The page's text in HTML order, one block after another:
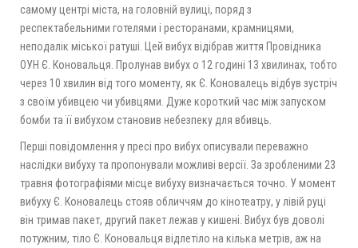
самому центрі міста, на головній вулиці, поряд з
респектабельними готелями і ресторанами, крамницями,
неподалік міської ратуші. Цей вибух відібрав життя Провідника
ОУН Є. Коновальця. Пролунав вибух о 12 годині 13 хвилинах, тобто
через 10 хвилин від того моменту, як Є. Коновалець відбув зустріч
з своїм убивцею чи убивцями. Дуже короткий час між запуском
бомби та її вибухом становив небезпеку для вбивць.
Перші повідомлення у пресі про вибух описували переважно
наслідки вибуху та пропонували можливі версії. За зробленими 23
травня фотографіями місце вибуху визначається точно. У момент
вибуху Є. Коновалець стояв обличчям до кінотеатру, у лівій руці
він тримав пакет, другий пакет лежав у кишені. Вибух був доволі
потужним, тіло Є. Коновальця відлетіло на кілька метрів, аж на